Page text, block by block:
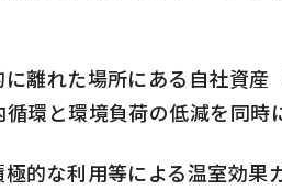
離れた場所にある自社資
環と環境負荷の低減を同時
的な利用等による温室効